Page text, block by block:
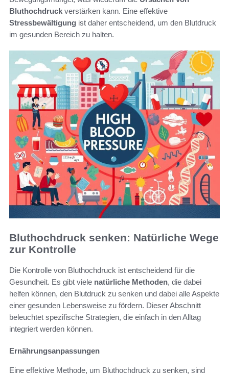
Bluthochdruck verstärken kann. Eine effektive
Stressbewältigung ist daher entscheidend, um den Blutdruck
im gesunden Bereich zu halten.
Bluthochdruck senken: Natürliche Wege
zur Kontrolle
Die Kontrolle von Bluthochdruck ist entscheidend für die
Gesundheit. Es gibt viele natürliche Methoden, die dabei
helfen können, den Blutdruck zu senken und dabei alle Aspekte
einer gesunden Lebensweise zu fördern. Dieser Abschnitt
beleuchtet spezifische Strategien, die einfach in den Alltag
integriert werden können.
Ernährungsanpassungen
Eine effektive Methode, um Bluthochdruck zu senken, sind